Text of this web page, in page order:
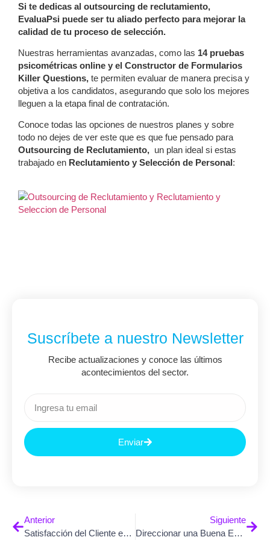
Si te dedicas al outsourcing de reclutamiento,
EvaluaPsi puede ser tu aliado perfecto para mejorar la
calidad de tu proceso de selección.
Nuestras herramientas avanzadas, como las 14 pruebas
psicométricas online y el Constructor de Formularios
Killer Questions, te permiten evaluar de manera precisa y
objetiva a los candidatos, asegurando que solo los mejores
lleguen a la etapa final de contratación.
Conoce todas las opciones de nuestros planes y sobre
todo no dejes de ver este que es que fue pensado para
Outsourcing de Reclutamiento, un plan ideal si estas
trabajado en Reclutamiento y Selección de Personal :
Suscríbete a nuestro Newsletter
Recibe actualizaciones y conoce las últimos
acontecimientos del sector.
Enviar
Anterior
Satisfacción del Cliente en la Era Digital: Clave para el Éxito Empresarial
Siguiente
Direccionar una Buena Entrevista Remota